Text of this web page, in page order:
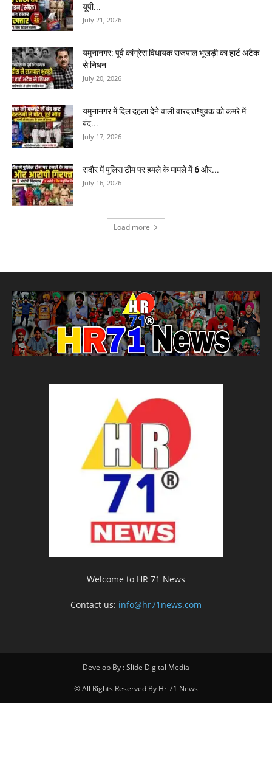
यूपी...
July 21, 2026
यमुनानगर: पूर्व कांग्रेस विधायक राजपाल भूखड़ी का हार्ट अटैक
से निधन
July 20, 2026
यमुनानगर में दिल दहला देने वाली वारदात!युवक को कमरे में
बंद...
July 17, 2026
रादौर में पुलिस टीम पर हमले के मामले में 6 और...
July 16, 2026
Load more
Welcome to HR 71 News
Contact us: info@hr71news.com
Develop By : Slide Digital Media
© All Rights Reserved By Hr 71 News